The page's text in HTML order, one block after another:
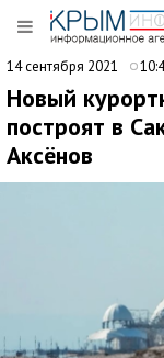
14 сентября 2021
Новый
построят в
Аксёнов